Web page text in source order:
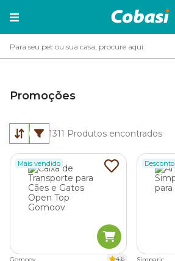
Promoções
1311 Produtos encontrados
Mais vendido
4.6
Desconto